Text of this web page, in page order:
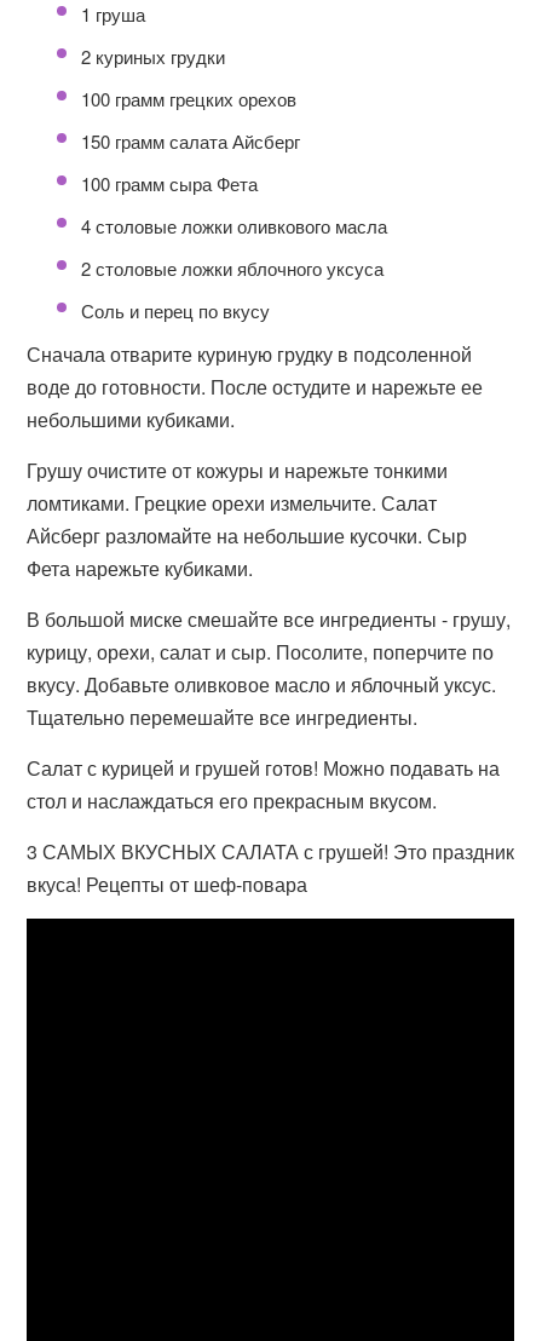
1 груша
2 куриных грудки
100 грамм грецких орехов
150 грамм салата Айсберг
100 грамм сыра Фета
4 столовые ложки оливкового масла
2 столовые ложки яблочного уксуса
Соль и перец по вкусу
Сначала отварите куриную грудку в подсоленной
воде до готовности. После остудите и нарежьте ее
небольшими кубиками.
Грушу очистите от кожуры и нарежьте тонкими
ломтиками. Грецкие орехи измельчите. Салат
Айсберг разломайте на небольшие кусочки. Сыр
Фета нарежьте кубиками.
В большой миске смешайте все ингредиенты - грушу,
курицу, орехи, салат и сыр. Посолите, поперчите по
вкусу. Добавьте оливковое масло и яблочный уксус.
Тщательно перемешайте все ингредиенты.
Салат с курицей и грушей готов! Можно подавать на
стол и наслаждаться его прекрасным вкусом.
3 САМЫХ ВКУСНЫХ САЛАТА с грушей! Это праздник
вкуса! Рецепты от шеф-повара